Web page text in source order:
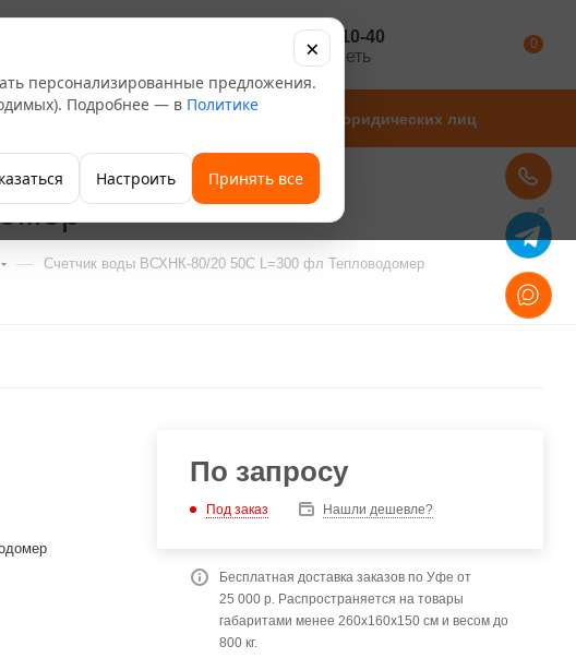
+7 347 246-10-40
розничная сеть
0
Для юридических лиц
— Счетчик воды ВСХНК-80/20 50С L=300 фл Тепловодомер
По запросу
Под заказ Нашли дешевле?
Бесплатная доставка заказов по Уфе от
25 000 р. Распространяется на товары
габаритами менее 260x160x150 см и весом до
800 кг.
персонализированные предложения.
Подробнее — в Политике
Настроить Принять все
×